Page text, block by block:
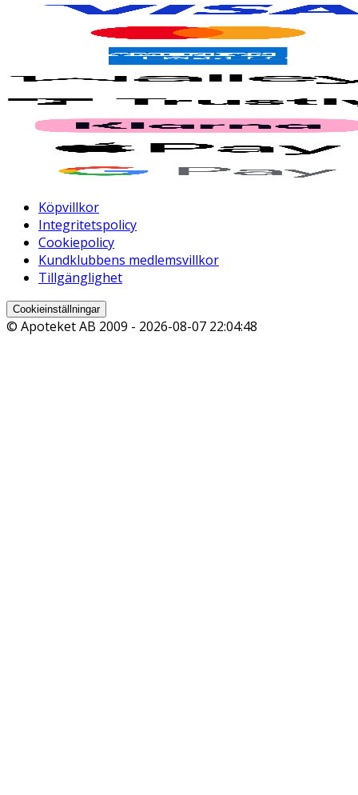
Köpvillkor
Integritetspolicy
Cookiepolicy
Kundklubbens medlemsvillkor
Tillgänglighet
Cookieinställningar
© Apoteket AB 2009 - 2026-08-07 22:04:48